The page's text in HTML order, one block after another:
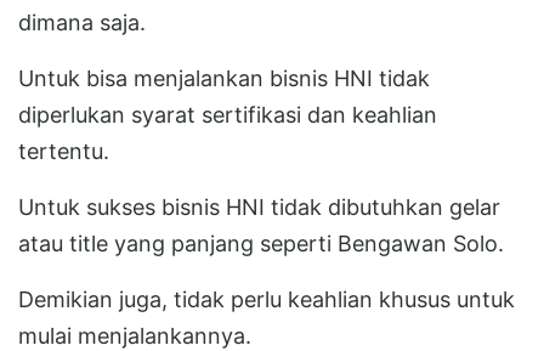
dimana saja.
Untuk bisa menjalankan bisnis HNI tidak
diperlukan syarat sertifikasi dan keahlian
tertentu.
Untuk sukses bisnis HNI tidak dibutuhkan gelar
atau title yang panjang seperti Bengawan Solo.
Demikian juga, tidak perlu keahlian khusus untuk
mulai menjalankannya.